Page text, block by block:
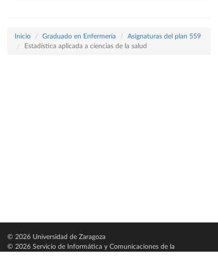
Inicio Graduado en Enfermería
Asignaturas del plan 559
Estadística aplicada a ciencias de la salud
© 2026 Universidad de Zaragoza
© 2026 Servicio de Informática y Comunicaciones de la